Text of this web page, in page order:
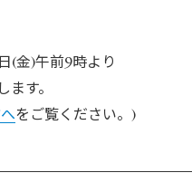
(金)午前9時より
す。
をご覧ください。)